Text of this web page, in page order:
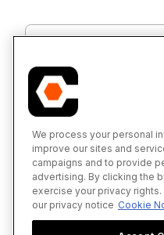
Devis -
We process your personal
improve our sites and
campaigns and to provide
advertising. By clicking the
exercise your privacy
our privacy notice Cookie